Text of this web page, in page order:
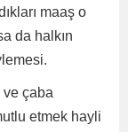
maaş o
da halkın
ve çaba
etmek hayli